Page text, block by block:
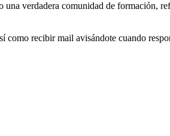
una verdadera comunidad de formación,
recibir mail avisándote cuando